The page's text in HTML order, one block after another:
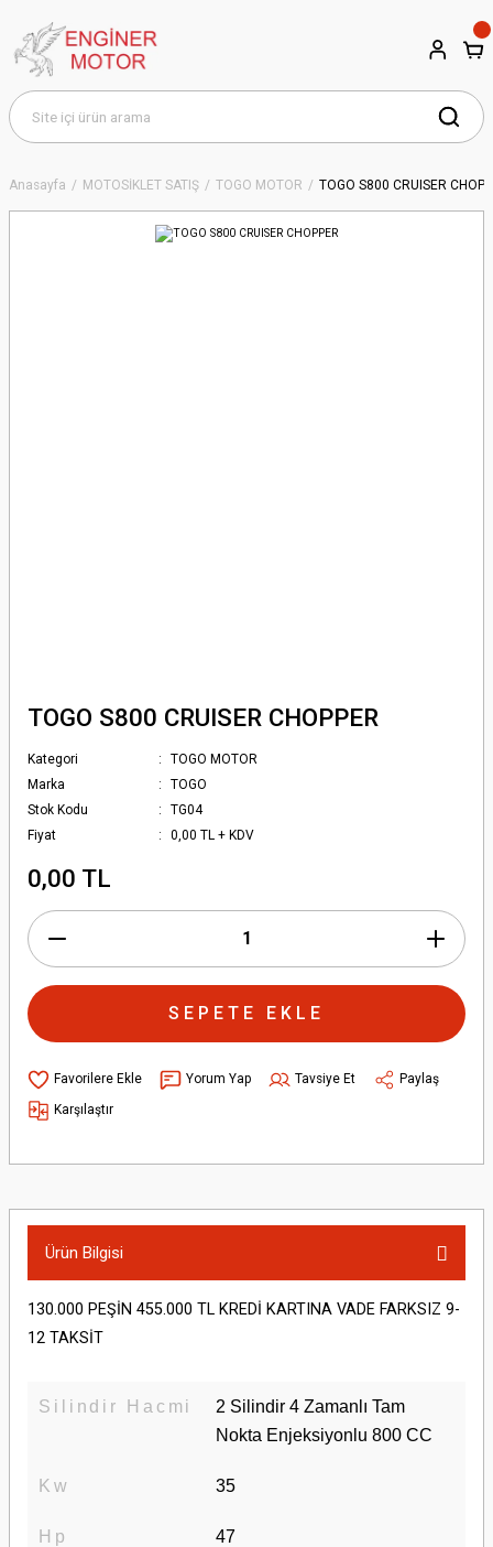
Anasayfa MOTOSİKLET SATIŞ TOGO MOTOR TOGO S800 CRUISER
TOGO S800 CRUISER CHOPPER
Kategori
TOGO MOTOR
Marka
TOGO
Stok Kodu
TG04
Fiyat
0,00 TL + KDV
0,00 TL
SEPETE EKLE
Yorum Yap Tavsiye Et
Paylaş
Karşılaştır
Ürün Bilgisi
130.000 PEŞİN 455.000 TL KREDİ KARTINA VADE FARKSIZ 9-
12 TAKSİT
Silindir Hacmi
2 Silindir 4 Zamanlı Tam
Nokta Enjeksiyonlu 800 CC
Kw 35
Hp 47